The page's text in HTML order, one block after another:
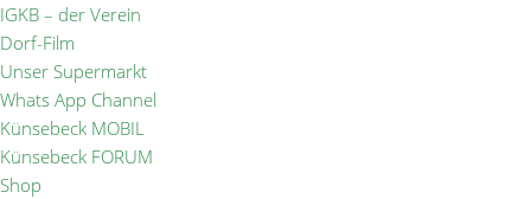
IGKB – der Verein
Dorf-Film
Unser Supermarkt
Whats App Channel
Künsebeck MOBIL
Künsebeck FORUM
Shop